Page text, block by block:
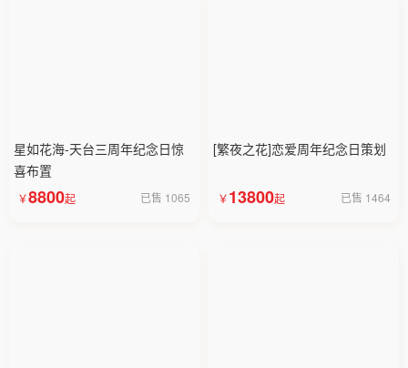
星如花海-天台三周年纪念日惊
喜布置
8800 已售 1065
[繁夜之花]恋爱周年纪念日策划
13800 已售 1464